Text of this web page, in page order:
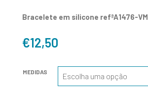
Bracelete em silicone refªA1476-VM
€12,50
MEDIDAS